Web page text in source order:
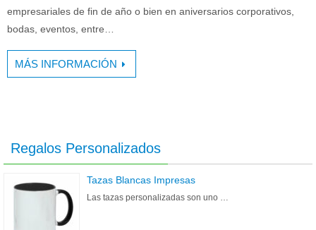
empresariales de fin de año o bien en aniversarios corporativos,
bodas, eventos, entre…
MÁS INFORMACIÓN
Regalos Personalizados
Tazas Blancas Impresas
Las tazas personalizadas son uno …